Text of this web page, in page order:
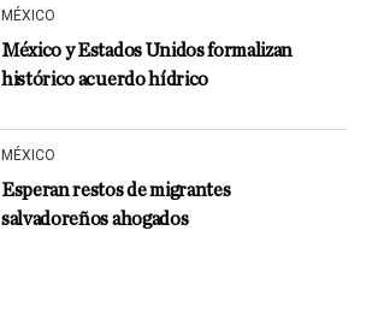
MÉXICO
México y Estados Unidos formalizan
histórico acuerdo hídrico
MÉXICO
Esperan restos de migrantes
salvadoreños ahogados